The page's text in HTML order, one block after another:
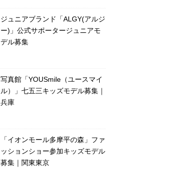
ジュニアブランド「ALGY(アルジ
ー)」公式サポータージュニアモ
デル募集
写真館「YOUSmile（ユースマイ
ル）」七五三キッズモデル募集｜
兵庫
「イオンモール多摩平の森」ファ
ッションショー参加キッズモデル
募集｜関東東京